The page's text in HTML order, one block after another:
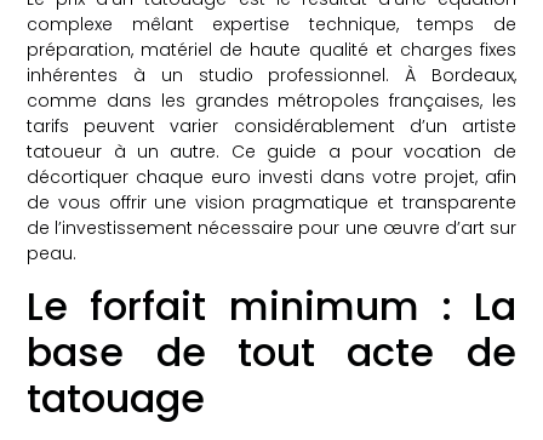
complexe mêlant expertise technique, temps de
préparation, matériel de haute qualité et charges fixes
inhérentes à un studio professionnel. À Bordeaux,
comme dans les grandes métropoles françaises, les
tarifs peuvent varier considérablement d’un artiste
tatoueur à un autre. Ce guide a pour vocation de
décortiquer chaque euro investi dans votre projet, afin
de vous offrir une vision pragmatique et transparente
de l’investissement nécessaire pour une œuvre d’art sur
peau.
Le forfait minimum : La
base de tout acte de
tatouage